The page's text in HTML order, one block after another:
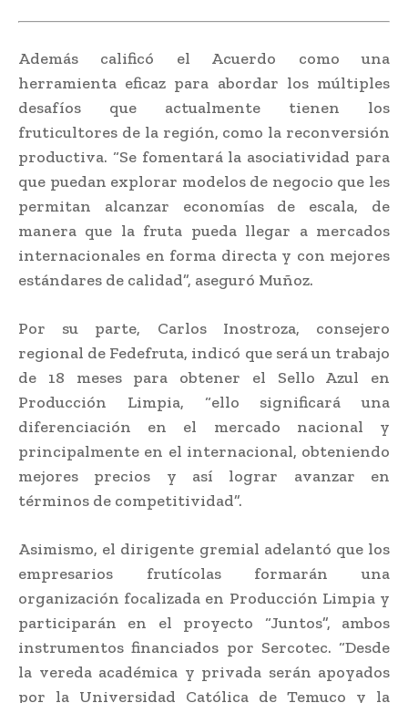
Además calificó el Acuerdo como una
herramienta eficaz para abordar los múltiples
desafíos que actualmente tienen los
fruticultores de la región, como la reconversión
productiva. “Se fomentará la asociatividad para
que puedan explorar modelos de negocio que les
permitan alcanzar economías de escala, de
manera que la fruta pueda llegar a mercados
internacionales en forma directa y con mejores
estándares de calidad”, aseguró Muñoz.
Por su parte, Carlos Inostroza, consejero
regional de Fedefruta, indicó que será un trabajo
de 18 meses para obtener el Sello Azul en
Producción Limpia, “ello significará una
diferenciación en el mercado nacional y
principalmente en el internacional, obteniendo
mejores precios y así lograr avanzar en
términos de competitividad”.
Asimismo, el dirigente gremial adelantó que los
empresarios frutícolas formarán una
organización focalizada en Producción Limpia y
participarán en el proyecto “Juntos”, ambos
instrumentos financiados por Sercotec. “Desde
la vereda académica y privada serán apoyados
por la Universidad Católica de Temuco y la